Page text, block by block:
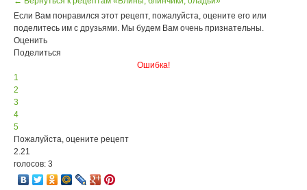
Если Вам понравился этот рецепт, пожалуйста, оцените его или
поделитесь им с друзьями. Мы будем Вам очень признательны.
Оценить
Поделиться
Ошибка!
1
2
3
4
5
Пожалуйста, оцените рецепт
2.21
голосов: 3